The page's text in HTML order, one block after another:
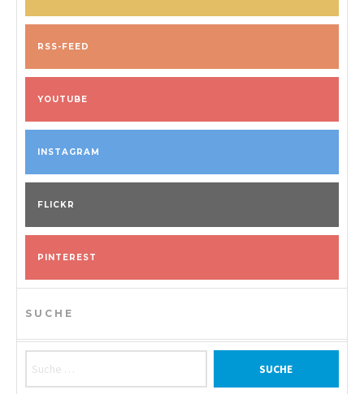
RSS-FEED
YOUTUBE
INSTAGRAM
FLICKR
PINTEREST
SUCHE